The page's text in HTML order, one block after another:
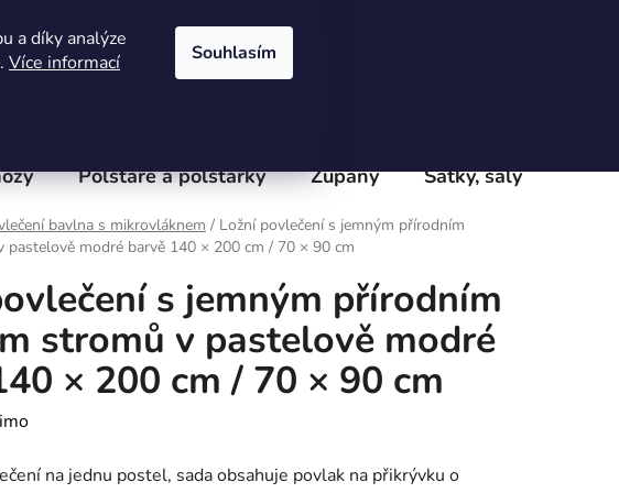
a díky analýze
Více informací Souhlasím
KOŠÍK
Polštáře a polštářky Župany Šátky, šály
bavlna s mikrovláknem / Ložní povlečení s jemným přírodním
pastelově modré barvě 140 × 200 cm / 70 × 90 cm
s jemným přírodním
stromů v pastelově modré
× 200 cm / 70 × 90 cm
na jednu postel, sada obsahuje povlak na přikrývku o